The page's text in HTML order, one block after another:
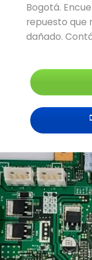
Bogotá.
repuesto que
dañado.